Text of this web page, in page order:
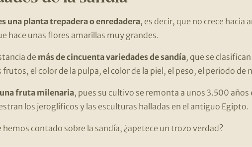
una planta trepadera o enredadera, es decir, que no crece hacia
hace unas flores amarillas muy grandes.
de más de cincuenta variedades de sandía, que se
frutos, el color de la pulpa, el color de la piel, el peso, el periodo de
fruta milenaria, pues su cultivo se remonta a unos 3.500 años
los jeroglíficos y las esculturas halladas en el antiguo Egipto.
hemos contado sobre la sandía, ¿apetece un trozo verdad?